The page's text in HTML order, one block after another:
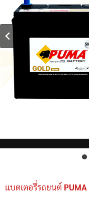
แบตเตอรี่รถยนต์ PUMA